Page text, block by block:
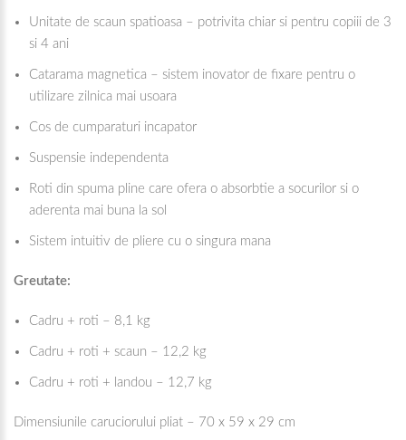
Unitate de scaun spatioasa – potrivita chiar si pentru copiii de 3
si 4 ani
Catarama magnetica – sistem inovator de fixare pentru o
utilizare zilnica mai usoara
Cos de cumparaturi incapator
Suspensie independenta
Roti din spuma pline care ofera o absorbtie a socurilor si o
aderenta mai buna la sol
Sistem intuitiv de pliere cu o singura mana
Greutate:
Cadru + roti – 8,1 kg
Cadru + roti + scaun – 12,2 kg
Cadru + roti + landou – 12,7 kg
Dimensiunile caruciorului pliat – 70 x 59 x 29 cm